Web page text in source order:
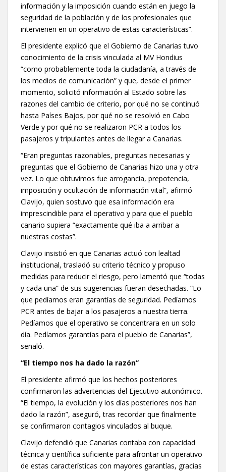
información y la imposición cuando están en juego la
seguridad de la población y de los profesionales que
intervienen en un operativo de estas características”.
El presidente explicó que el Gobierno de Canarias tuvo
conocimiento de la crisis vinculada al MV Hondius
“como probablemente toda la ciudadanía, a través de
los medios de comunicación” y que, desde el primer
momento, solicitó información al Estado sobre las
razones del cambio de criterio, por qué no se continuó
hasta Países Bajos, por qué no se resolvió en Cabo
Verde y por qué no se realizaron PCR a todos los
pasajeros y tripulantes antes de llegar a Canarias.
“Eran preguntas razonables, preguntas necesarias y
preguntas que el Gobierno de Canarias hizo una y otra
vez. Lo que obtuvimos fue arrogancia, prepotencia,
imposición y ocultación de información vital”, afirmó
Clavijo, quien sostuvo que esa información era
imprescindible para el operativo y para que el pueblo
canario supiera “exactamente qué iba a arribar a
nuestras costas”.
Clavijo insistió en que Canarias actuó con lealtad
institucional, trasladó su criterio técnico y propuso
medidas para reducir el riesgo, pero lamentó que “todas
y cada una” de sus sugerencias fueran desechadas. “Lo
que pedíamos eran garantías de seguridad. Pedíamos
PCR antes de bajar a los pasajeros a nuestra tierra.
Pedíamos que el operativo se concentrara en un solo
día. Pedíamos garantías para el pueblo de Canarias”,
señaló.
“El tiempo nos ha dado la razón”
El presidente afirmó que los hechos posteriores
confirmaron las advertencias del Ejecutivo autonómico.
“El tiempo, la evolución y los días posteriores nos han
dado la razón”, aseguró, tras recordar que finalmente
se confirmaron contagios vinculados al buque.
Clavijo defendió que Canarias contaba con capacidad
técnica y científica suficiente para afrontar un operativo
de estas características con mayores garantías, gracias